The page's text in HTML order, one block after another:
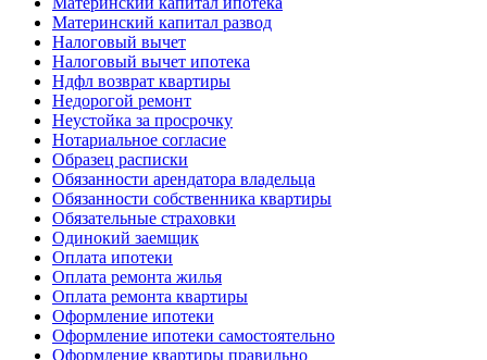
Материнский капитал развод
Налоговый вычет
Налоговый вычет ипотека
Ндфл возврат квартиры
Недорогой ремонт
Неустойка за просрочку
Нотариальное согласие
Образец расписки
Обязанности арендатора владельца
Обязанности собственника квартиры
Обязательные страховки
Одинокий заемщик
Оплата ипотеки
Оплата ремонта жилья
Оплата ремонта квартиры
Оформление ипотеки
Оформление ипотеки самостоятельно
Оформление квартиры правильно